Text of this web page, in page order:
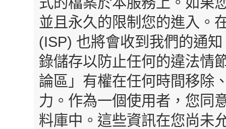
並且永久的限制您的進入。
(ISP) 也將會收到我們的通
錄儲存以防止任何的違法情
論區」有權在任何時間移除
力。作為一個使用者，您同
料庫中。這些資訊在您尚未